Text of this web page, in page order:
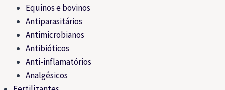
Equinos e bovinos
Antiparasitários
Antimicrobianos
Antibióticos
Anti-inflamatórios
Analgésicos